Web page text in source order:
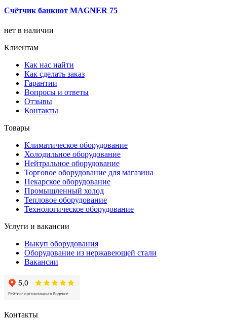
Счётчик банкнот MAGNER 75
нет в наличии
Клиентам
Как нас найти
Как сделать заказ
Гарантии
Вопросы и ответы
Отзывы
Контакты
Товары
Климатическое оборудование
Холодильное оборудование
Нейтральное оборудование
Торговое оборудование для магазина
Пекарское оборудование
Промышленный холод
Тепловое оборудование
Технологическое оборудование
Услуги и вакансии
Выкуп оборудования
Оборудование из нержавеющей стали
Вакансии
Контакты